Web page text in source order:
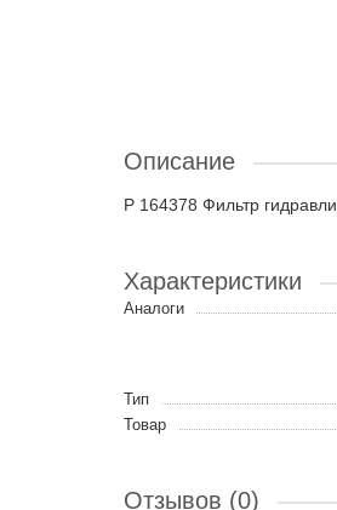
Описание
P 164378 Фильтр
Характеристики
Аналоги
Тип
Товар
Отзывов (0)